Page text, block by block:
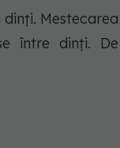
Mestecarea
între dinți. De